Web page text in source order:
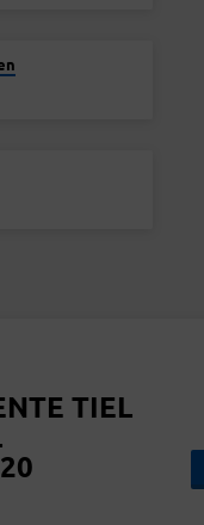
TIEL